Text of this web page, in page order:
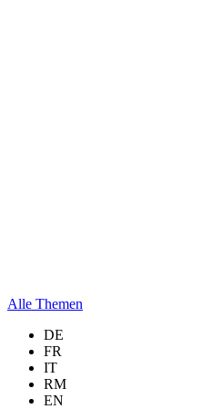
Alle Themen
DE
FR
IT
RM
EN